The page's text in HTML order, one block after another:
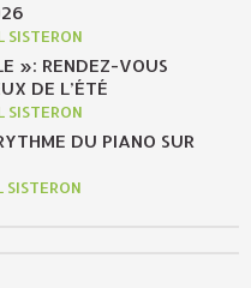
SISTERON
»: RENDEZ-VOUS
DE L’ÉTÉ
SISTERON
DU PIANO SUR
SISTERON